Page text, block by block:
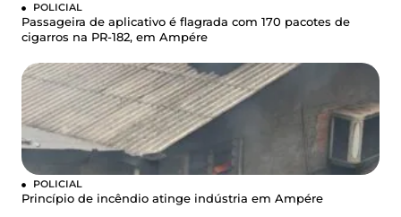
POLICIAL
Passageira de aplicativo é flagrada com 170 pacotes de
cigarros na PR-182, em Ampére
POLICIAL
Princípio de incêndio atinge indústria em Ampére